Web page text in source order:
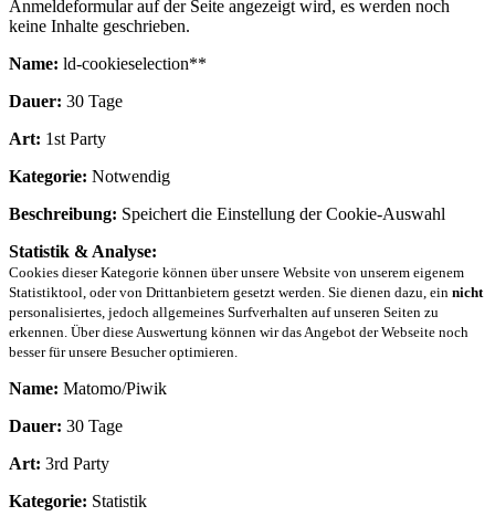
Anmeldeformular auf der Seite angezeigt wird, es werden noch
keine Inhalte geschrieben.
Name: ld-cookieselection**
Dauer: 30 Tage
Art: 1st Party
Kategorie: Notwendig
Beschreibung: Speichert die Einstellung der Cookie-Auswahl
Statistik & Analyse:
Cookies dieser Kategorie können über unsere Website von unserem eigenem
Statistiktool, oder von Drittanbietern gesetzt werden. Sie dienen dazu, ein nicht
personalisiertes, jedoch allgemeines Surfverhalten auf unseren Seiten zu
erkennen. Über diese Auswertung können wir das Angebot der Webseite noch
besser für unsere Besucher optimieren.
Name: Matomo/Piwik
Dauer: 30 Tage
Art: 3rd Party
Kategorie: Statistik